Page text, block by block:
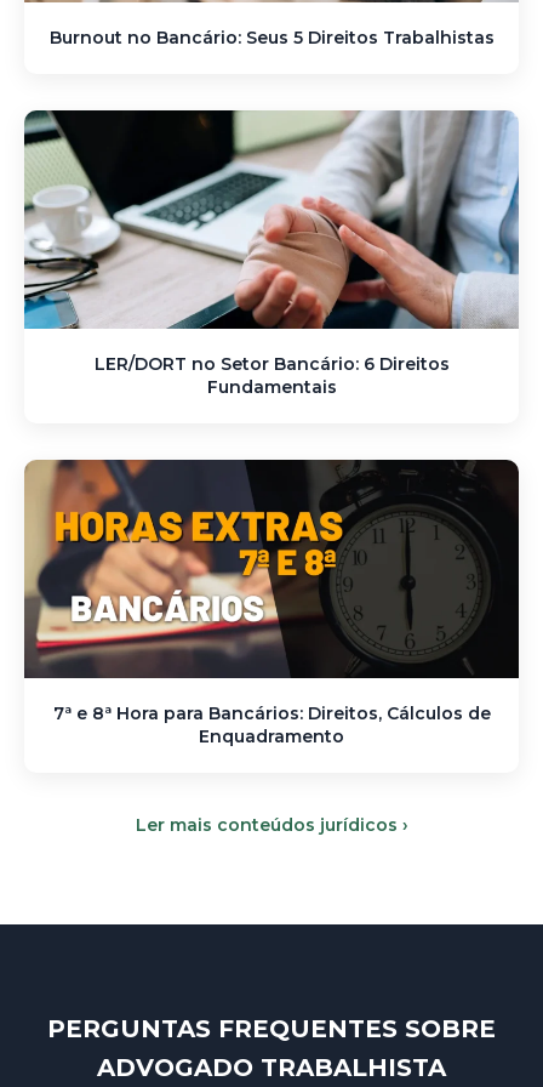
Burnout no Bancário: Seus 5 Direitos Trabalhistas
LER/DORT no Setor Bancário: 6 Direitos
Fundamentais
7ª e 8ª Hora para Bancários: Direitos, Cálculos de
Enquadramento
Ler mais conteúdos jurídicos ›
PERGUNTAS FREQUENTES SOBRE
ADVOGADO TRABALHISTA